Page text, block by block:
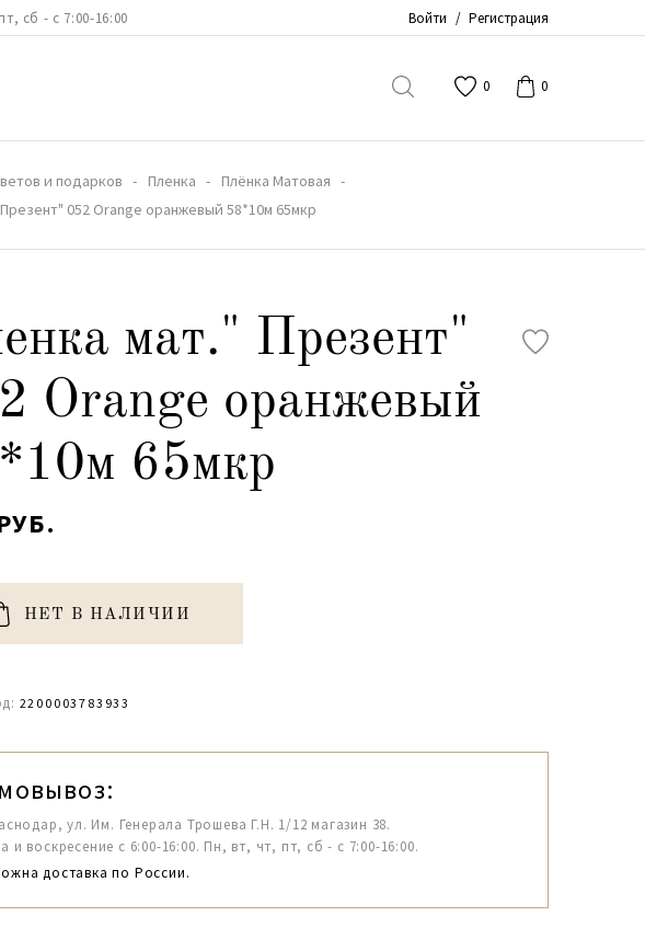
сб - с 7:00-16:00 Войти / Регистрация
0 0
и подарков Пленка
Плёнка Матовая
052 Orange оранжевый 58*10м 65мкр
мат." Презент"
Orange оранжевый
65мкр
НЕТ В НАЛИЧИИ
2200003783933
ул. Им. Генерала Трошева Г.Н. 1/12 магазин 38.
и воскресение с 6:00-16:00. Пн, вт, чт, пт, сб - с 7:00-16:00.
доставка по России.